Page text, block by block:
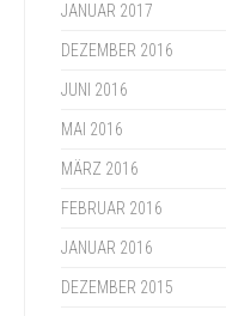
JANUAR 2017
DEZEMBER 2016
JUNI 2016
MAI 2016
MÄRZ 2016
FEBRUAR 2016
JANUAR 2016
DEZEMBER 2015